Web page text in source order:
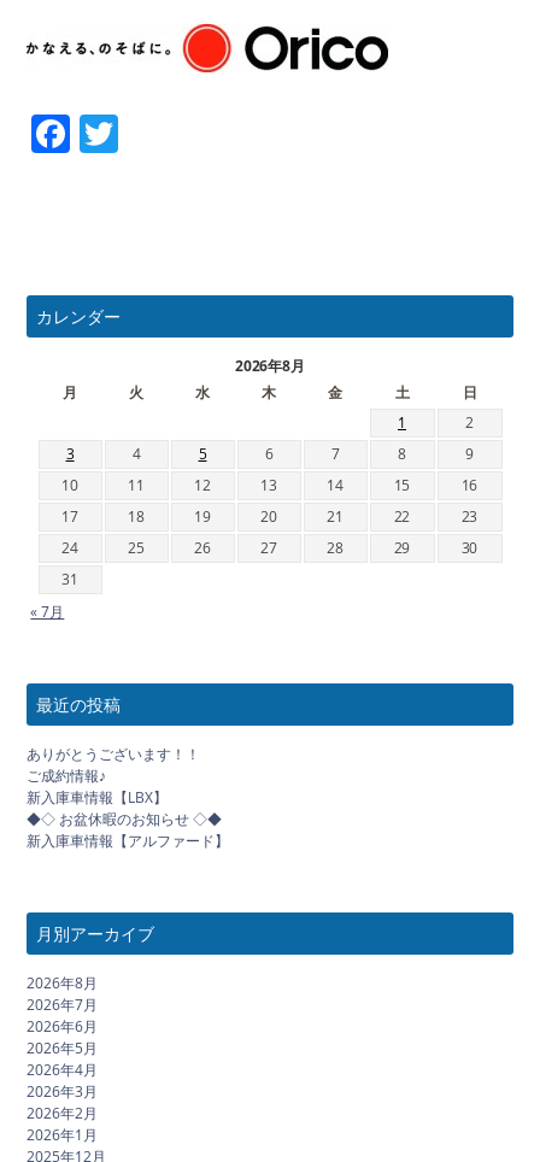
Facebook
カレンダー
2026年8月
月
火 水 木 金 土
日
1
2
3
4 5 6 7 8
9
10
11 12 13 14 15
16
17
18 19 20 21 22
23
24
25 26 27 28 29
30
31
« 7月
最近の投稿
ありがとうございます！！
ご成約情報♪
新入庫車情報【LBX】
◆◇ お盆休暇のお知らせ ◇◆
新入庫車情報【アルファード】
月別アーカイブ
2026年8月
2026年7月
2026年6月
2026年5月
2026年4月
2026年3月
2026年2月
2026年1月
2025年12月